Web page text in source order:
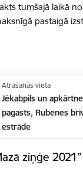
tumšajā laikā
pastaigā
Atrašanās vieta
Jēkabpils un
pagasts, Rubenes
estrāde
ziņģe 2021”